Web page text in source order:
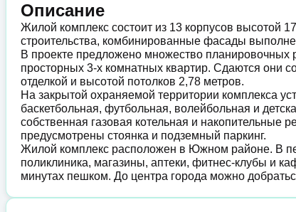
Описание
Жилой комплекс состоит из 13 корпусов высотой
строительства, комбинированные фасады
В проекте предложено множество планировочных
просторных 3-х комнатных квартир. Сдаются они
отделкой и высотой потолков 2,78 метров.
На закрытой охраняемой территории комплекса
баскетбольная, футбольная, волейбольная и
собственная газовая котельная и
предусмотрены стоянка и подземный паркинг.
Жилой комплекс расположен в Южном районе. В
поликлиника, магазины, аптеки, фитнес-клубы и
минутах пешком. До центра города можно